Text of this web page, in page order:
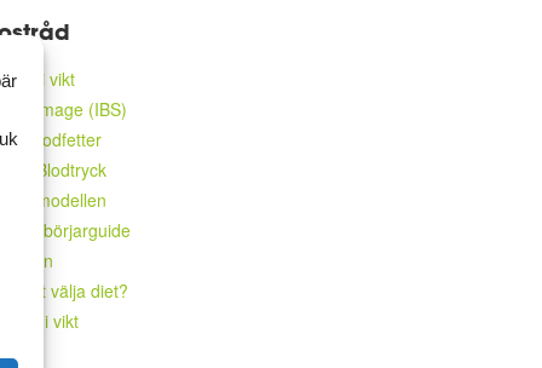
ner i vikt
(IBS)
blodfetter
Blodtryck
- Nybörjarguide
att välja diet?
upp i vikt